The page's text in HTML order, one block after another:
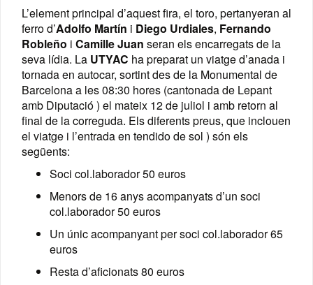
L’element principal d’aquest fira, el toro, pertanyeran al
ferro d’Adolfo Martín i Diego Urdiales, Fernando
Robleño i Camille Juan seran els encarregats de la
seva lídia. La UTYAC ha preparat un viatge d’anada i
tornada en autocar, sortint des de la Monumental de
Barcelona a les 08:30 hores (cantonada de Lepant
amb Diputació ) el mateix 12 de juliol i amb retorn al
final de la correguda. Els diferents preus, que inclouen
el viatge i l’entrada en tendido de sol ) són els
següents:
Soci col.laborador 50 euros
Menors de 16 anys acompanyats d’un soci
col.laborador 50 euros
Un únic acompanyant per soci col.laborador 65
euros
Resta d’aficionats 80 euros